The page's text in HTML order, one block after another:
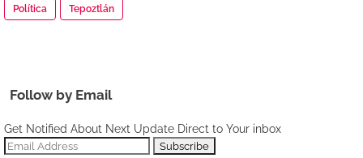
Política Tepoztlán
Follow by Email
Get Notified About Next Update Direct to Your inbox